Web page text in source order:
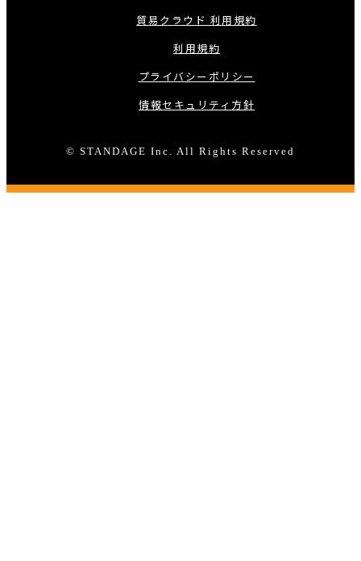
© STANDAGE Inc. All Rights Reserved
貿易クラウド 利用規約
利用規約
プライバシーポリシー
情報セキュリティ方針